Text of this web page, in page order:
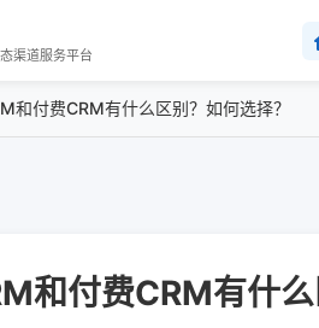
渠道服务平台
和付费CRM有什么区别？如何选择？
和付费CRM有什么